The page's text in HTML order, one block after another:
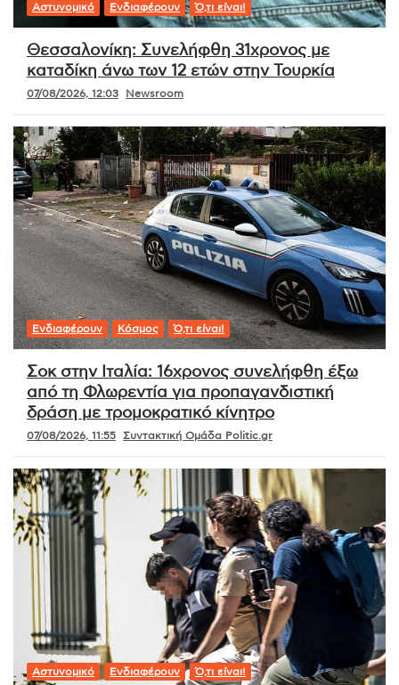
Αστυνομικό Ενδιαφέρουν Ό,τι είναι!
Θεσσαλονίκη: Συνελήφθη 31χρονος με
καταδίκη άνω των 12 ετών στην Τουρκία
07/08/2026, 12:03 Newsroom
Ενδιαφέρουν Κόσμος Ό,τι είναι!
Σοκ στην Ιταλία: 16χρονος συνελήφθη έξω
από τη Φλωρεντία για προπαγανδιστική
δράση με τρομοκρατικό κίνητρο
07/08/2026, 11:55 Συντακτική Ομάδα Politic.gr
Αστυνομικό Ενδιαφέρουν Ό,τι είναι!